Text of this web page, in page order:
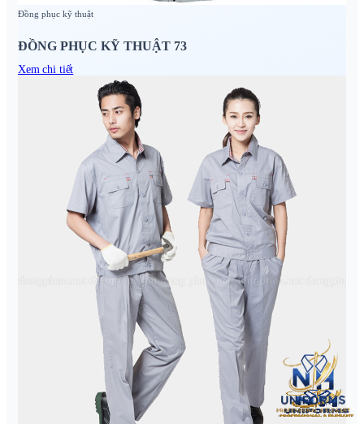
Đồng phục kỹ thuật
ĐỒNG PHỤC KỸ THUẬT 73
Xem chi tiết